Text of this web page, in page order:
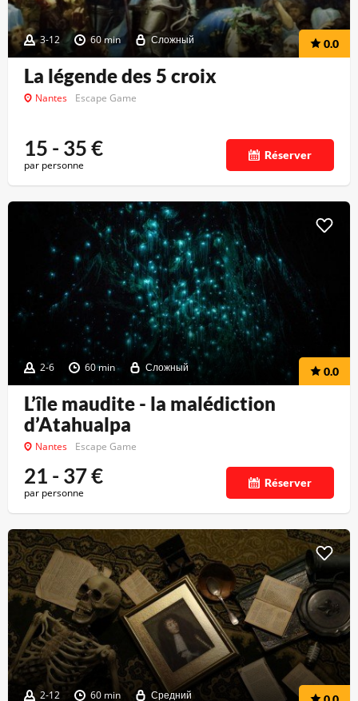
3-12 60 min Сложный 0.0
La légende des 5 croix
Nantes Escape Game
15 - 35€
par personne
Réserver
2-6 60 min Сложный 0.0
L’île maudite - la malédiction
d’Atahualpa
Nantes Escape Game
21 - 37€
par personne
Réserver
2-12 60 min Средний